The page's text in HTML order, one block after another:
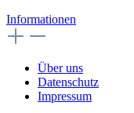
Informationen
Über uns
Datenschutz
Impressum